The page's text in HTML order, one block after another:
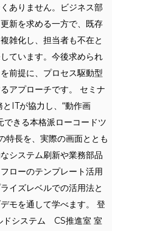
ありません。ビジネス部
新を求める一方で、既存
雑化し、担当者も不在と
ています。今後求められ
前提に、プロセス駆動型
アプローチです。 セミナ
ITが協力し、“動作画
できる本格派ローコードツ
特長を、実際の画面ととも
システム刷新や業務部品
ローのテンプレート活用
イズレベルでの活用法と
モを通して学べます。 登
ドシステム CS推進室 室